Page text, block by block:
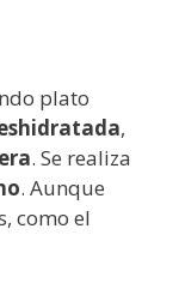
plato
,
. Se realiza
. Aunque
como el